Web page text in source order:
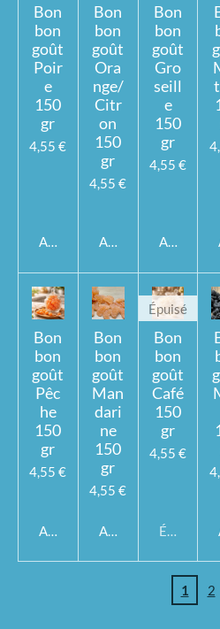
Bon
bon
goût
Poir
e
150
gr
4,55 €
Ajouter au panier
Bon
bon
goût
Ora
nge/
Citr
on
150
gr
4,55 €
Ajouter au panier
Bon
bon
goût
Gro
seill
e
150
gr
4,55 €
Ajouter au
Bon
bon
goût
Pêc
he
150
gr
4,55 €
Ajouter au panier
Bon
bon
goût
Man
dari
ne
150
gr
4,55 €
Ajouter au panier
Épuisé
Bon
bon
goût
Café
150
gr
4,55 €
Épuisé
1 2